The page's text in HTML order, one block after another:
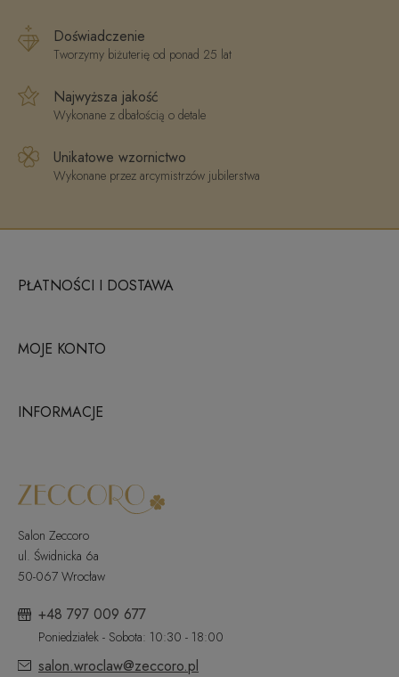
Doświadczenie
Tworzymy biżuterię od ponad 25 lat
Najwyższa jakość
Wykonane z dbałością o detale
Unikatowe wzornictwo
Wykonane przez arcymistrzów jubilerstwa
PŁATNOŚCI I DOSTAWA
MOJE KONTO
INFORMACJE
Salon Zeccoro
ul. Świdnicka 6a
50-067 Wrocław
+48 797 009 677
Poniedziałek - Sobota: 10:30 - 18:00
salon.wroclaw@zeccoro.pl